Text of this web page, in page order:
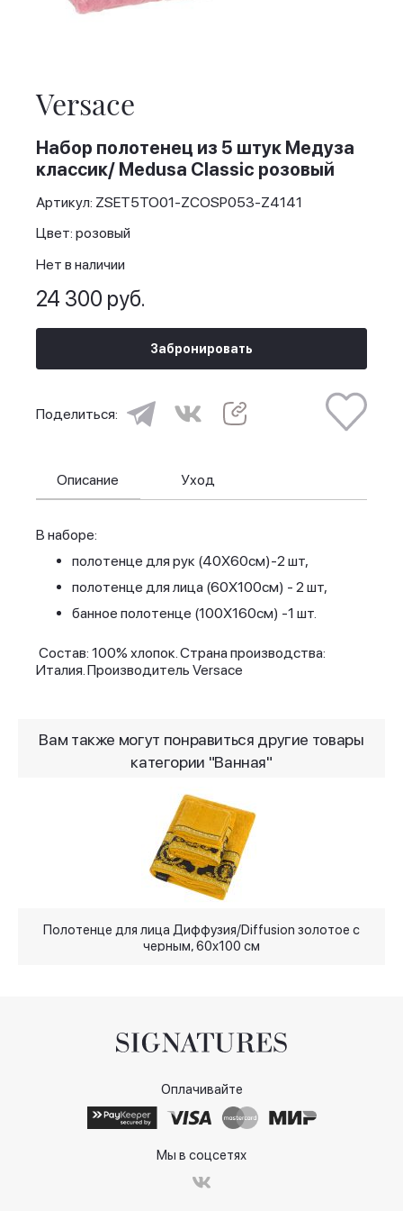
beginning
of
the
images
gallery
Versace
Набор полотенец из 5 штук Медуза
классик/ Medusa Classic розовый
Артикул: ZSET5TO01-ZCOSP053-Z4141
Цвет: розовый
Нет в наличии
24 300 руб.
Забронировать
Поделиться:
Описание
В наборе:
полотенце для рук (40X60см)-2 шт,
полотенце для лица (60X100см) - 2 шт,
банное полотенце (100X160см) -1 шт.
Состав: 100% хлопок. Страна производства:
Италия. Производитель Versace
Уход
Вам также могут понравиться другие товары
категории "Ванная"
Полотенце для лица Диффузия/Diffusion золотое с
черным, 60x100 см
Оплачивайте
Мы в соцсетях